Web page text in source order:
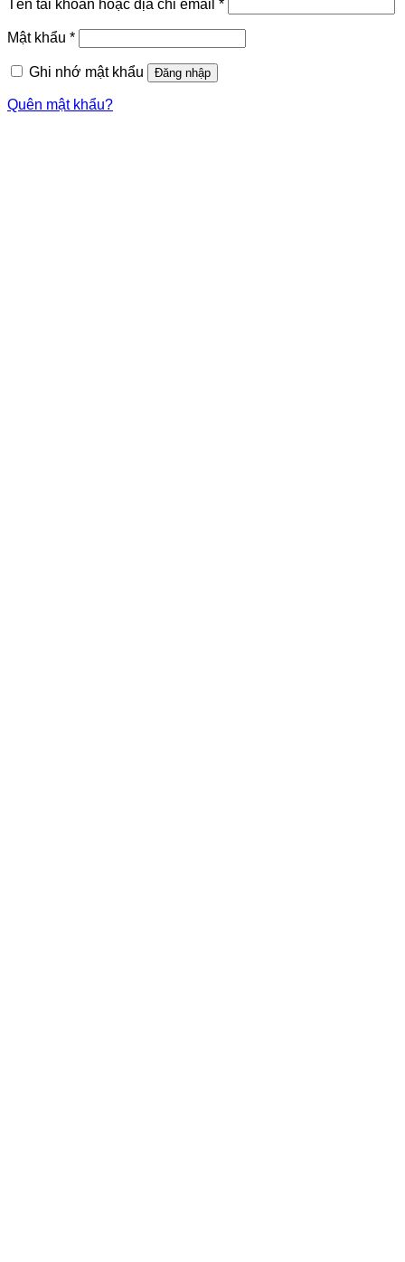
Tên tài khoản hoặc địa chỉ email *
Mật khẩu *
Ghi nhớ mật khẩu Đăng nhập
Quên mật khẩu?